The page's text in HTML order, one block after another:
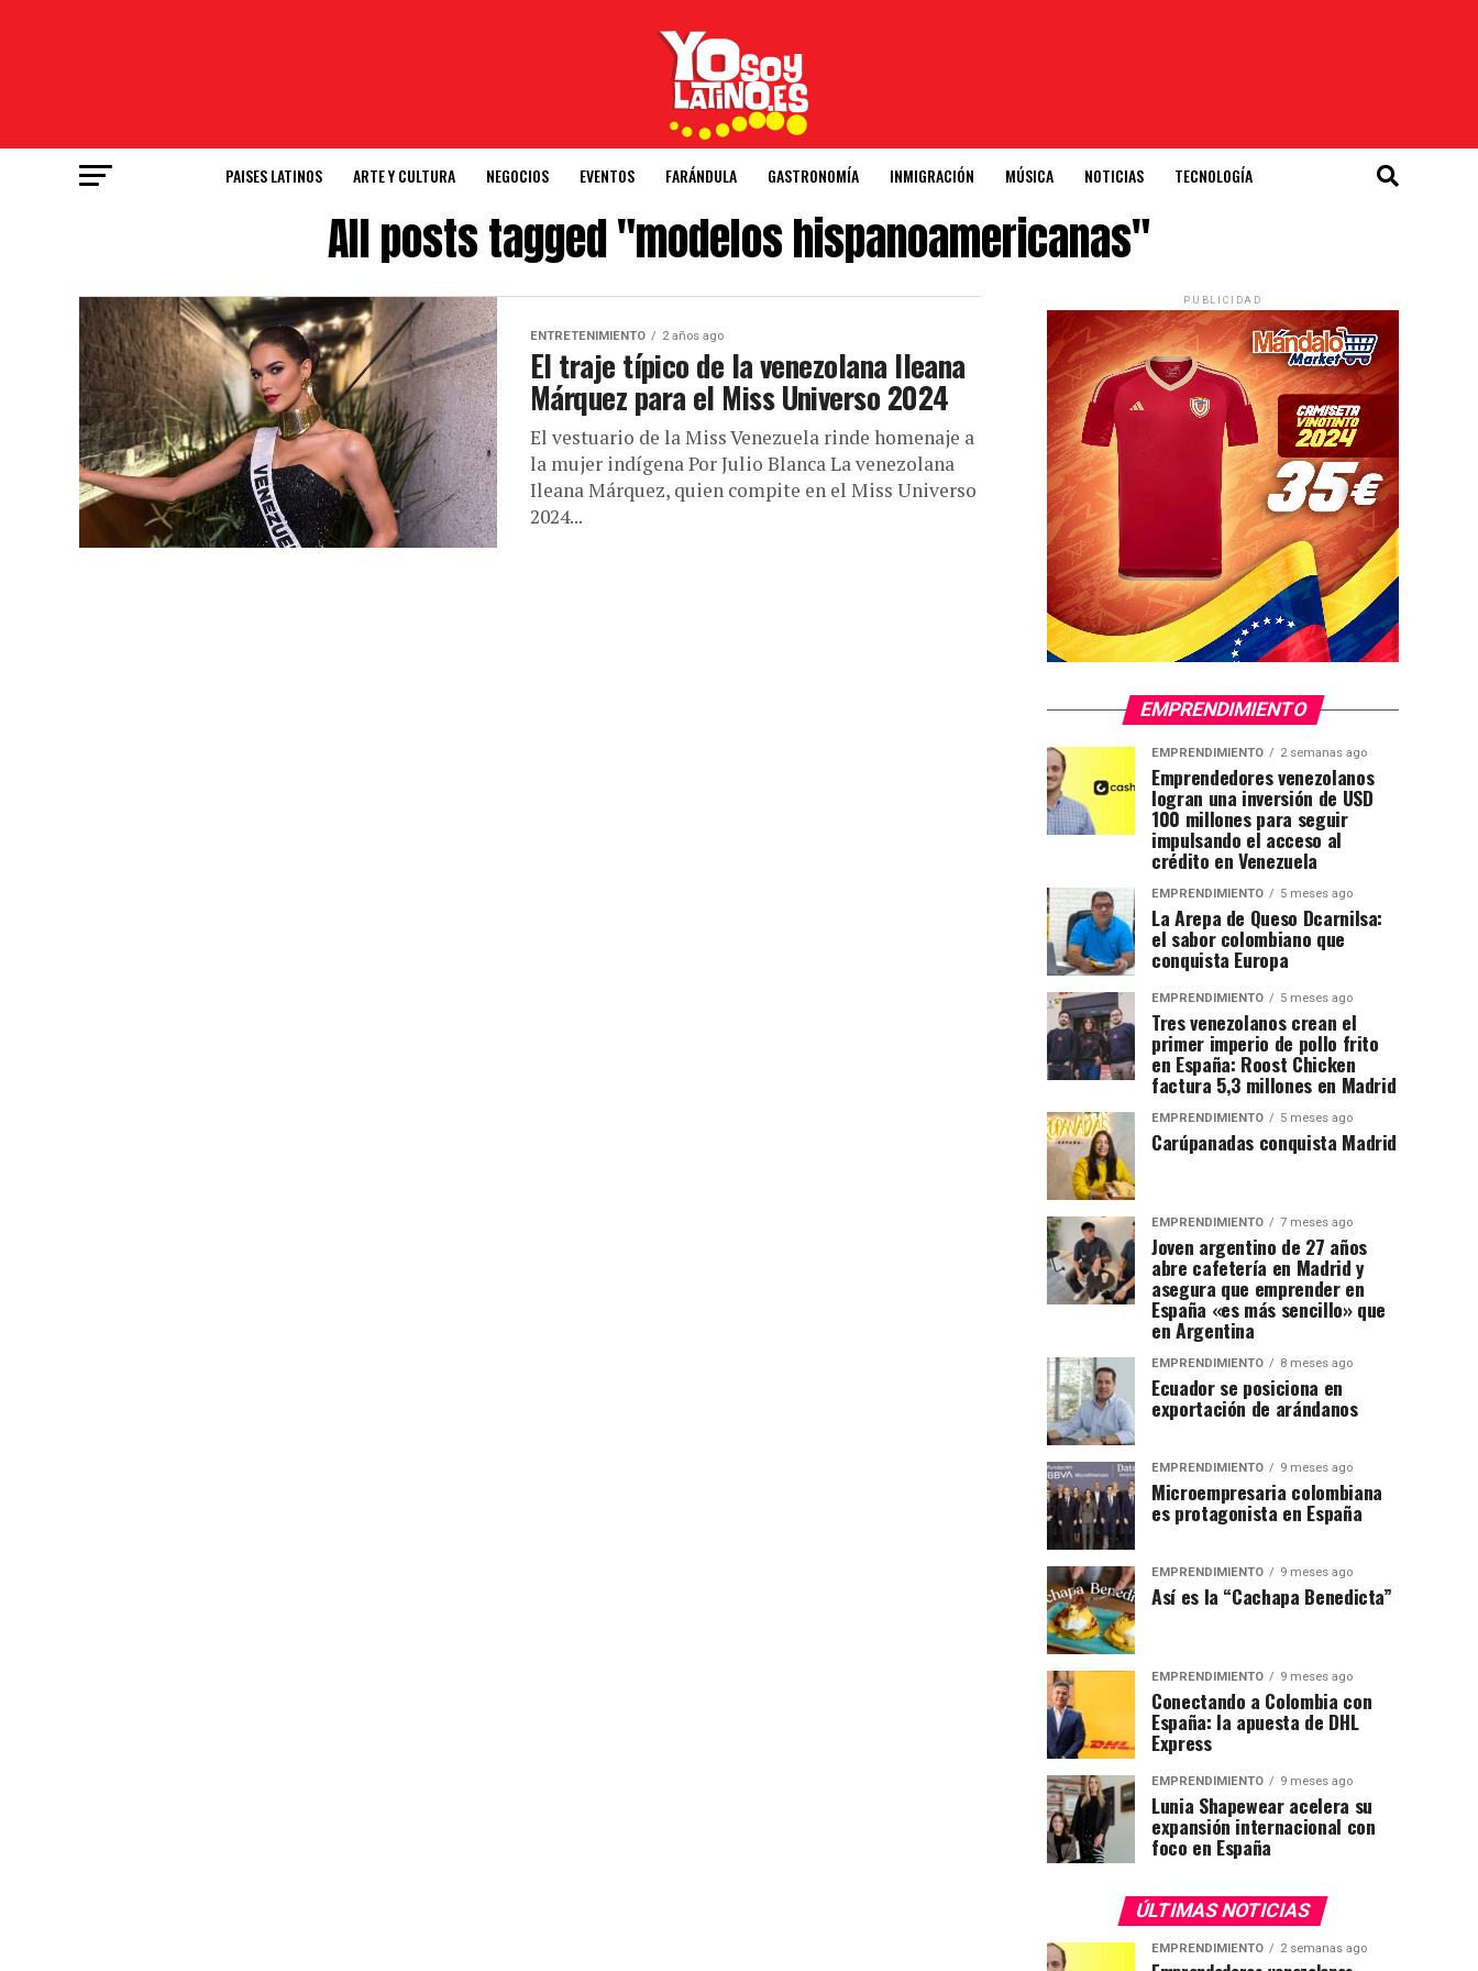
PAISES LATINOS ARTE Y CULTURA NEGOCIOS EVENTOS FARÁNDULA GASTRONOMÍA INMIGRACIÓN MÚSICA NOTICIAS TECNOLOGÍA
All posts tagged "modelos hispanoamericanas"
ENTRETENIMIENTO 2 años ago
El traje típico de la venezolana Ileana
Márquez para el Miss Universo 2024
El vestuario de la Miss Venezuela rinde homenaje a
la mujer indígena Por Julio Blanca La venezolana
Ileana Márquez, quien compite en el Miss Universo
2024...
PUBLICIDAD
EMPRENDIMIENTO
EMPRENDIMIENTO 2 semanas ago
Emprendedores venezolanos
logran una inversión de USD
100 millones para seguir
impulsando el acceso al
crédito en Venezuela
EMPRENDIMIENTO 5 meses ago
La Arepa de Queso Dcarnilsa:
el sabor colombiano que
conquista Europa
EMPRENDIMIENTO 5 meses ago
Tres venezolanos crean el
primer imperio de pollo frito
en España: Roost Chicken
factura 5,3 millones en Madrid
EMPRENDIMIENTO 5 meses ago
Carúpanadas conquista Madrid
EMPRENDIMIENTO 7 meses ago
Joven argentino de 27 años
abre cafetería en Madrid y
asegura que emprender en
España «es más sencillo» que
en Argentina
EMPRENDIMIENTO 8 meses ago
Ecuador se posiciona en
exportación de arándanos
EMPRENDIMIENTO 9 meses ago
Microempresaria colombiana
es protagonista en España
EMPRENDIMIENTO 9 meses ago
Así es la “Cachapa Benedicta”
EMPRENDIMIENTO 9 meses ago
Conectando a Colombia con
España: la apuesta de DHL
Express
EMPRENDIMIENTO 9 meses ago
Lunia Shapewear acelera su
expansión internacional con
foco en España
ÚLTIMAS NOTICIAS
EMPRENDIMIENTO 2 semanas ago